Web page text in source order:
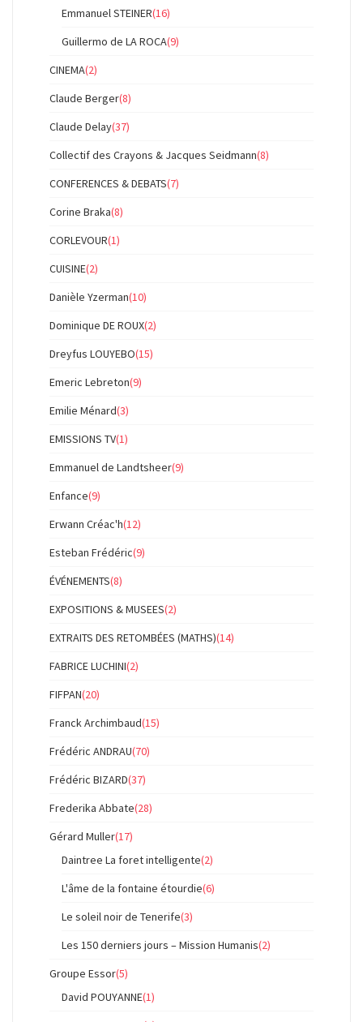
Emmanuel STEINER(16)
Guillermo de LA ROCA(9)
CINEMA(2)
Claude Berger(8)
Claude Delay(37)
Collectif des Crayons & Jacques Seidmann(8)
CONFERENCES & DEBATS(7)
Corine Braka(8)
CORLEVOUR(1)
CUISINE(2)
Danièle Yzerman(10)
Dominique DE ROUX(2)
Dreyfus LOUYEBO(15)
Emeric Lebreton(9)
Emilie Ménard(3)
EMISSIONS TV(1)
Emmanuel de Landtsheer(9)
Enfance(9)
Erwann Créac'h(12)
Esteban Frédéric(9)
ÉVÉNEMENTS(8)
EXPOSITIONS & MUSEES(2)
EXTRAITS DES RETOMBÉES (MATHS)(14)
FABRICE LUCHINI(2)
FIFPAN(20)
Franck Archimbaud(15)
Frédéric ANDRAU(70)
Frédéric BIZARD(37)
Frederika Abbate(28)
Gérard Muller(17)
Daintree La foret intelligente(2)
L'âme de la fontaine étourdie(6)
Le soleil noir de Tenerife(3)
Les 150 derniers jours – Mission Humanis(2)
Groupe Essor(5)
David POUYANNE(1)